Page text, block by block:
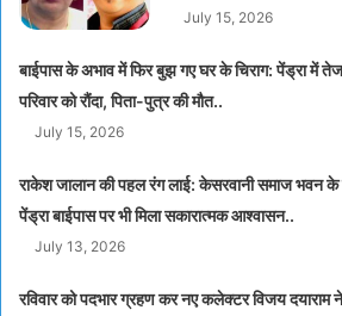
July 15, 2026
बाईपास के अभाव में फिर बुझ गए घर के चिराग: पेंड्रा में
परिवार को रौंदा, पिता-पुत्र की मौत..
July 15, 2026
राकेश जालान की पहल रंग लाई: केसरवानी समाज भवन
पेंड्रा बाईपास पर भी मिला सकारात्मक आश्वासन..
July 13, 2026
रविवार को पदभार ग्रहण कर नए कलेक्टर विजय दयाराम